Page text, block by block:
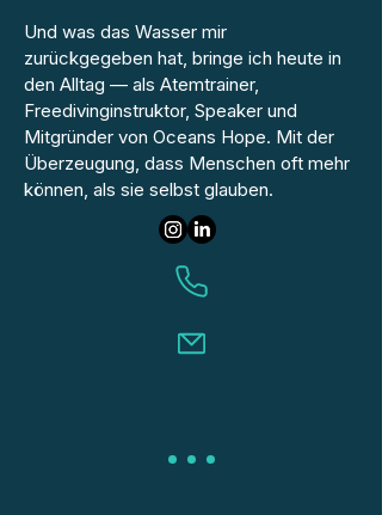
Und was das Wasser mir
zurückgegeben hat, bringe ich heute in
den Alltag — als Atemtrainer,
Freedivinginstruktor, Speaker und
Mitgründer von Oceans Hope. Mit der
Überzeugung, dass Menschen oft mehr
können, als sie selbst glauben.